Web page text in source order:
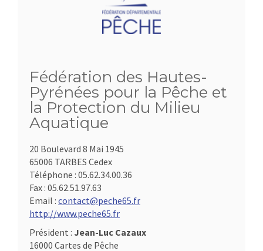
Fédération des Hautes-
Pyrénées pour la Pêche et
la Protection du Milieu
Aquatique
20 Boulevard 8 Mai 1945
65006 TARBES Cedex
Téléphone : 05.62.34.00.36
Fax : 05.62.51.97.63
Email : contact@peche65.fr
http://www.peche65.fr
Président : Jean-Luc Cazaux
16000 Cartes de Pêche